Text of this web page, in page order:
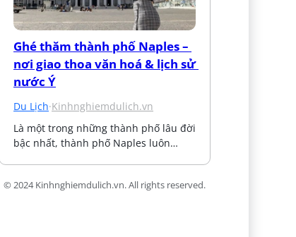
Ghé thăm thành phố Naples –
nơi giao thoa văn hoá & lịch sử
nước Ý
Du Lịch·Kinhnghiemdulich.vn
Là một trong những thành phố lâu đời
bậc nhất, thành phố Naples luôn…
© 2024 Kinhnghiemdulich.vn. All rights reserved.